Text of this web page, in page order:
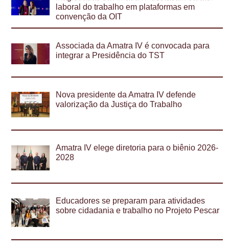
laboral do trabalho em plataformas em
convenção da OIT
Associada da Amatra IV é convocada para
integrar a Presidência do TST
Nova presidente da Amatra IV defende
valorização da Justiça do Trabalho
Amatra IV elege diretoria para o biênio 2026-
2028
Educadores se preparam para atividades
sobre cidadania e trabalho no Projeto Pescar